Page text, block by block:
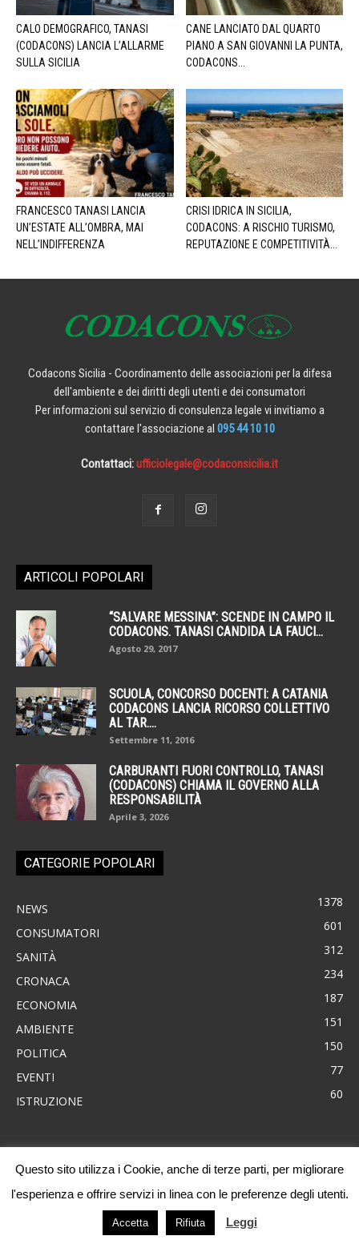
CALO DEMOGRAFICO, TANASI
(CODACONS) LANCIA L’ALLARME
SULLA SICILIA
CANE LANCIATO DAL QUARTO
PIANO A SAN GIOVANNI LA PUNTA,
CODACONS...
FRANCESCO TANASI LANCIA
UN’ESTATE ALL’OMBRA, MAI
NELL’INDIFFERENZA
CRISI IDRICA IN SICILIA,
CODACONS: A RISCHIO TURISMO,
REPUTAZIONE E COMPETITIVITÀ...
Codacons Sicilia - Coordinamento delle associazioni per la difesa
dell'ambiente e dei diritti degli utenti e dei consumatori
Per informazioni sul servizio di consulenza legale vi invitiamo a
contattare l'associazione al 095 44 10 10
Contattaci:ufficiolegale@codaconsicilia.it
ARTICOLI POPOLARI
“SALVARE MESSINA”: SCENDE IN CAMPO IL
CODACONS. TANASI CANDIDA LA FAUCI...
Agosto 29, 2017
SCUOLA, CONCORSO DOCENTI: A CATANIA
CODACONS LANCIA RICORSO COLLETTIVO
AL TAR....
Settembre 11, 2016
CARBURANTI FUORI CONTROLLO, TANASI
(CODACONS) CHIAMA IL GOVERNO ALLA
RESPONSABILITÀ
Aprile 3, 2026
CATEGORIE POPOLARI
NEWS 1378
CONSUMATORI 601
SANITÀ 312
CRONACA 234
ECONOMIA 187
AMBIENTE 151
POLITICA 150
EVENTI 77
ISTRUZIONE 60
News Consumatori Ambiente Cronaca Economia
Eventi
Politica
Sanità Progetti
Codacons Sicilia 2010-2020 - powered byComunicaIn
Questo sito utilizza i Cookie, anche di terze parti, per migliorare
l'esperienza e offrire servizi in linea con le preferenze degli utenti.
Accetta Rifiuta Leggi